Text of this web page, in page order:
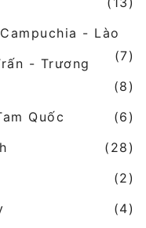
- Lào
(7)
- Trương
(8)
Quốc
(6)
(28)
(2)
(4)